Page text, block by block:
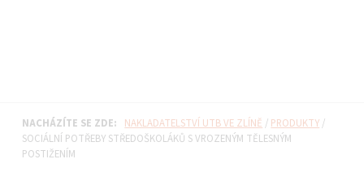
NACHÁZÍTE SE ZDE: NAKLADATELSTVÍ UTB VE ZLÍNĚ / PRODUKTY /
SOCIÁLNÍ POTŘEBY STŘEDOŠKOLÁKŮ S VROZENÝM TĚLESNÝM
POSTIŽENÍM